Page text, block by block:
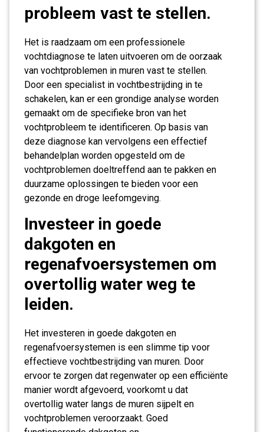
probleem vast te stellen.
Het is raadzaam om een professionele
vochtdiagnose te laten uitvoeren om de oorzaak
van vochtproblemen in muren vast te stellen.
Door een specialist in vochtbestrijding in te
schakelen, kan er een grondige analyse worden
gemaakt om de specifieke bron van het
vochtprobleem te identificeren. Op basis van
deze diagnose kan vervolgens een effectief
behandelplan worden opgesteld om de
vochtproblemen doeltreffend aan te pakken en
duurzame oplossingen te bieden voor een
gezonde en droge leefomgeving.
Investeer in goede
dakgoten en
regenafvoersystemen om
overtollig water weg te
leiden.
Het investeren in goede dakgoten en
regenafvoersystemen is een slimme tip voor
effectieve vochtbestrijding van muren. Door
ervoor te zorgen dat regenwater op een efficiënte
manier wordt afgevoerd, voorkomt u dat
overtollig water langs de muren sijpelt en
vochtproblemen veroorzaakt. Goed